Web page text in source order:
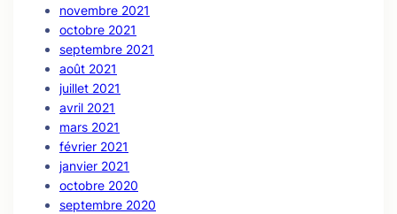
novembre 2021
octobre 2021
septembre 2021
août 2021
juillet 2021
avril 2021
mars 2021
février 2021
janvier 2021
octobre 2020
septembre 2020